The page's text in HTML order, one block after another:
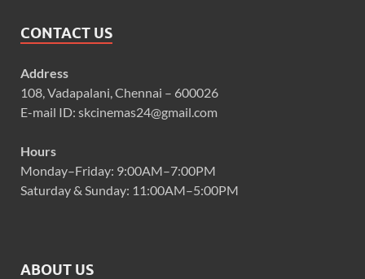
CONTACT US
Address
108, Vadapalani, Chennai – 600026
E-mail ID: skcinemas24@gmail.com
Hours
Monday–Friday: 9:00AM–7:00PM
Saturday & Sunday: 11:00AM–5:00PM
ABOUT US